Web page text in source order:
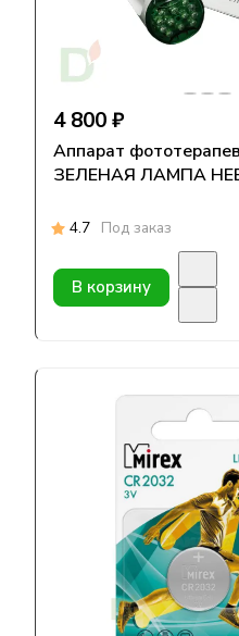
4 800 ₽
Аппарат
ЗЕЛЕНАЯ ЛАМПА
4.7 Под заказ
В корзину